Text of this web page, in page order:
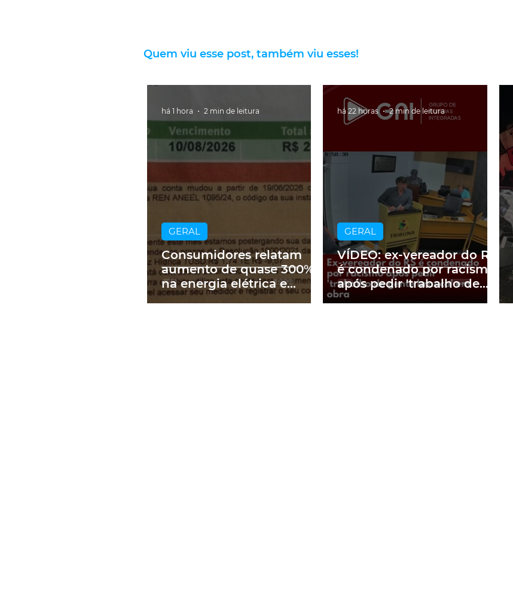
Quem viu esse post, também viu esses!
Consumidores relatam
aumento de quase 300%
na energia elétrica e
contas de até R$ 2 mil no
GERAL
há 1 hora 2 min de leitura
VÍDEO: ex-vereador do RS
é condenado por racismo
após pedir 'trabalho de
gente branca' em obra
GERAL
há 22 horas 2 min de leitura